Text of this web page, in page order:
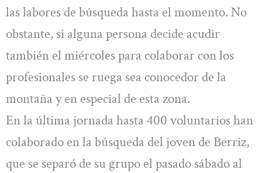
las labores de búsqueda hasta el momento. No
obstante, si alguna persona decide acudir
también el miércoles para colaborar con los
profesionales se ruega sea conocedor de la
montaña y en especial de esta zona.
En la última jornada hasta 400 voluntarios han
colaborado en la búsqueda del joven de Berriz,
que se separó de su grupo el pasado sábado al